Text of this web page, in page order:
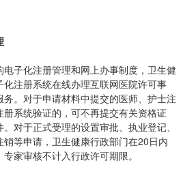
子化注册管理和网上办事制度，卫生健
化注册系统在线办理互联网医院许可事
。对于申请材料中提交的医师、护士注
系统验证的，可不再提交有关资格证
对于正式受理的设置审批、执业登记、
等申请，卫生健康行政部门在20日内
家审核不计入行政许可期限。